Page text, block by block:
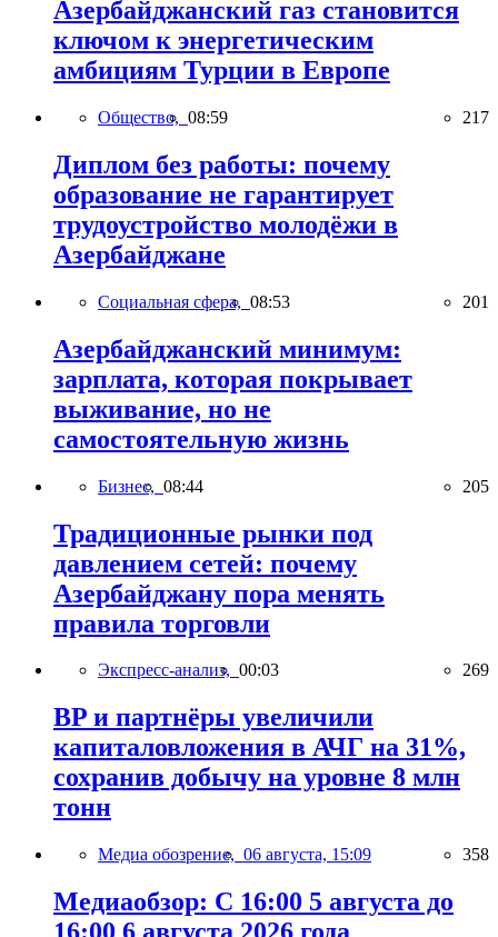
Азербайджанский газ становится
ключом к энергетическим
амбициям Турции в Европе
Общество, 08:59 217
Диплом без работы: почему
образование не гарантирует
трудоустройство молодёжи в
Азербайджане
Социальная сфера, 08:53 201
Азербайджанский минимум:
зарплата, которая покрывает
выживание, но не
самостоятельную жизнь
Бизнес, 08:44 205
Традиционные рынки под
давлением сетей: почему
Азербайджану пора менять
правила торговли
Экспресс-анализ, 00:03 269
BP и партнёры увеличили
капиталовложения в АЧГ на 31%,
сохранив добычу на уровне 8 млн
тонн
Медиа обозрение, 06 августа, 15:09 358
Медиаобзор: С 16:00 5 августа до